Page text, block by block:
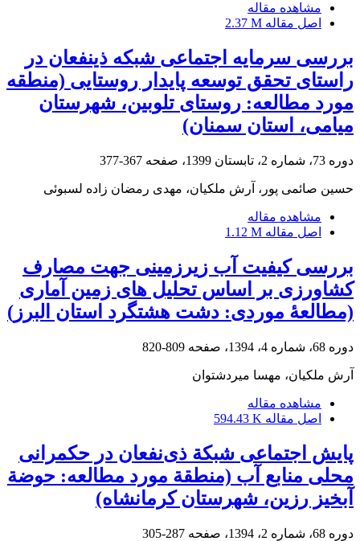
مشاهده مقاله
اصل مقاله 2.37 M
بررسی سرمایه اجتماعی شبکه ذینفعان در
راستای تحقق توسعه پایدار روستایی (منطقه
مورد مطالعه: روستای تلوبین، شهرستان
میامی، استان سمنان)
دوره 73، شماره 2، تابستان 1399، صفحه 367-377
حسین صائمی پور، آرش ملکیان، مهدی رمضان زاده لسبوئی
مشاهده مقاله
اصل مقاله 1.12 M
بررسی کیفیت آب زیرزمینی جهت مصارف
کشاورزی بر اساس تحلیل های زمین آماری
(مطالعۀ موردی: دشت هشتگرد استان البرز)
دوره 68، شماره 4، 1394، صفحه 809-820
آرش ملکیان، مهسا میردشتوان
مشاهده مقاله
اصل مقاله 594.43 K
پایش اجتماعی شبکة ذی‌نفعان در حکمرانی
محلی منابع آب (منطقة مورد مطالعه: حوضة
آبخیز رزین، شهرستان کرمانشاه)
دوره 68، شماره 2، 1394، صفحه 287-305